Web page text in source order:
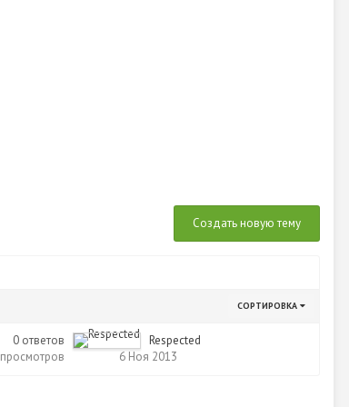
Создать новую тему
СОРТИРОВКА
0 ответов
просмотров
Respected
6 Ноя 2013